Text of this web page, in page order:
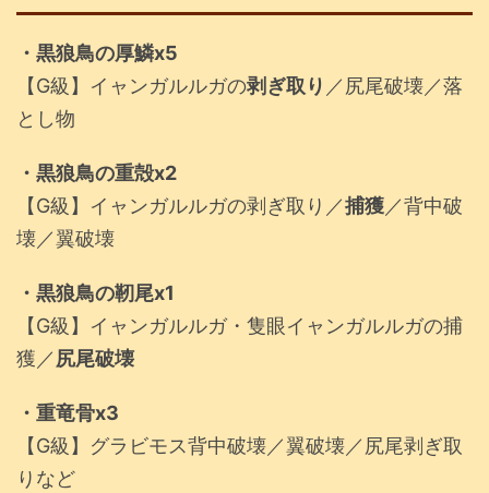
・黒狼鳥の厚鱗x5
【G級】イャンガルルガの剥ぎ取り ／尻尾破壊／落
とし物
・黒狼鳥の重殻x2
【G級】イャンガルルガの剥ぎ取り／捕獲／背中破
壊／翼破壊
・黒狼鳥の靭尾x1
【G級】イャンガルルガ・隻眼イャンガルルガの捕
獲／ 尻尾破壊
・重竜骨x3
【G級】グラビモス背中破壊／翼破壊／尻尾剥ぎ取
りなど